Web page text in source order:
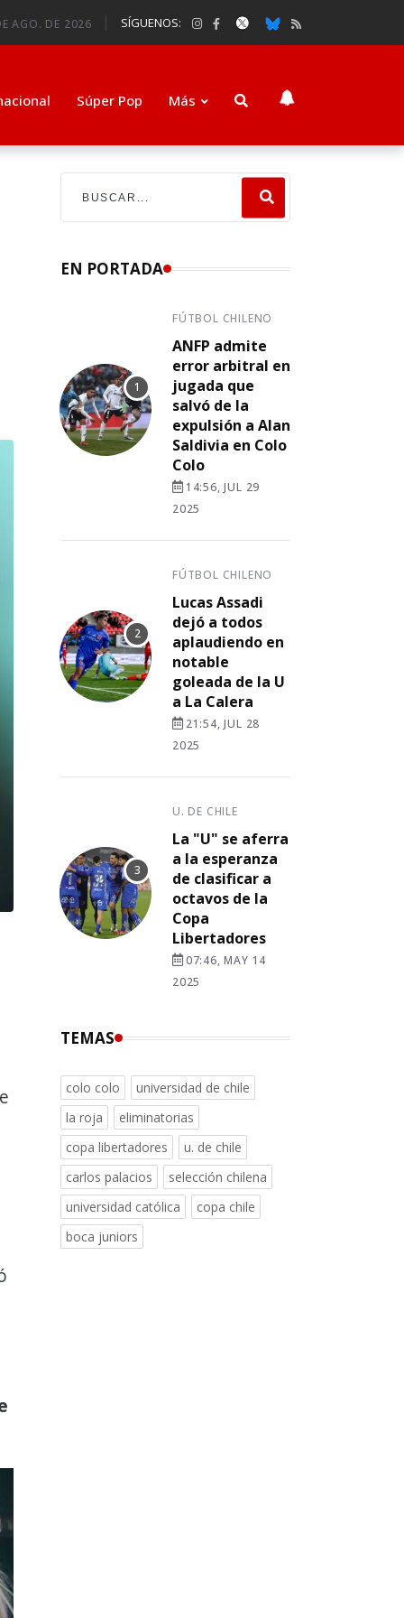
AGO. DE 2026 SÍGUENOS:
Súper Pop Más
EN PORTADA
FÚTBOL CHILENO
ANFP admite
error arbitral en
jugada que
salvó de la
expulsión a Alan
Saldivia en Colo
Colo
14:56, JUL 29
2025
FÚTBOL CHILENO
Lucas Assadi
dejó a todos
aplaudiendo en
notable
goleada de la U
a La Calera
21:54, JUL 28
2025
U. DE CHILE
La "U" se aferra
a la esperanza
de clasificar a
octavos de la
Copa
Libertadores
07:46, MAY 14
2025
TEMAS
colo colo
universidad de chile
la roja
eliminatorias
copa libertadores
u. de chile
carlos palacios
selección chilena
universidad católica
copa chile
boca juniors